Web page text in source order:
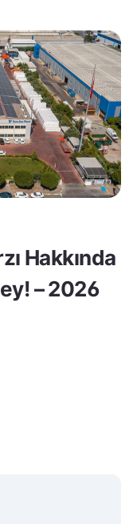
Hakkında
– 2026